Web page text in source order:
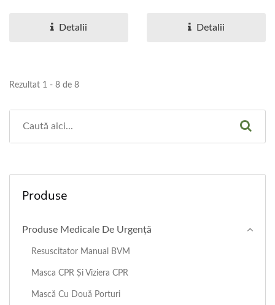
Detalii
anestezie...
Detalii
Rezultat 1 - 8 de 8
Produse
Produse Medicale De Urgență
Resuscitator Manual BVM
Masca CPR Și Viziera CPR
Mască Cu Două Porturi